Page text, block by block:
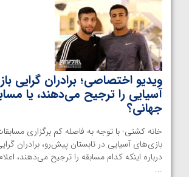
ویدیو اختصاصی؛ برادران گرایی
آسیایی را ترجیح می‌دهند، یا
جهانی؟
خانه کشتی- با توجه به فاصله کم برگزاری
بازی‌های آسیایی در تابستان پیش‌رو،‌ برادران
...